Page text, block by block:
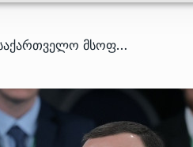
/ ბოლო 3 წელია საქართველო მსოფლიოში ერთ-ერთი ყველაზე სწრაფად განვითარებადი ეკონომიკაა – ირაკლი ღარიბაშვილი